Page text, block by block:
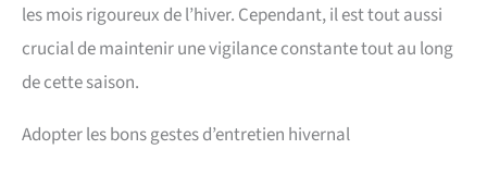
les mois rigoureux de l’hiver. Cependant, il est tout aussi
crucial de maintenir une vigilance constante tout au long
de cette saison.
Adopter les bons gestes d’entretien hivernal